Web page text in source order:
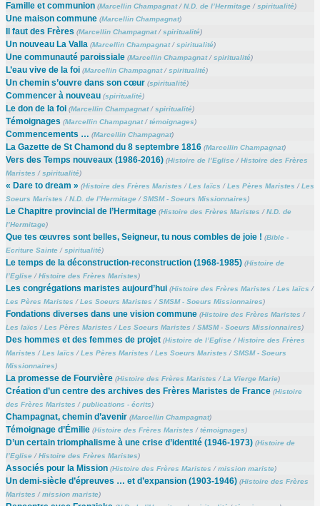
Famille et communion (Marcellin Champagnat/N.D. de l’Hermitage/spiritualité)
Une maison commune (Marcellin Champagnat)
Il faut des Frères (Marcellin Champagnat/spiritualité)
Un nouveau La Valla (Marcellin Champagnat/spiritualité)
Une communauté paroissiale (Marcellin Champagnat/spiritualité)
L’eau vive de la foi (Marcellin Champagnat/spiritualité)
Un chemin s’ouvre dans son cœur (spiritualité)
Commencer à nouveau (spiritualité)
Le don de la foi (Marcellin Champagnat/spiritualité)
Témoignages (Marcellin Champagnat/témoignages)
Commencements … (Marcellin Champagnat)
La Gazette de St Chamond du 8 septembre 1816 (Marcellin Champagnat)
Vers des Temps nouveaux (1986-2016) (Histoire de l’Eglise/Histoire des Frères
Maristes /spiritualité)
« Dare to dream » (Histoire des Frères Maristes /Les laïcs /Les Pères Maristes /Les
Soeurs Maristes /N.D. de l’Hermitage/SMSM - Soeurs Missionnaires)
Le Chapitre provincial de l’Hermitage (Histoire des Frères Maristes /N.D. de
l’Hermitage)
Que tes œuvres sont belles, Seigneur, tu nous combles de joie ! (Bible -
Ecriture Sainte/spiritualité)
Le temps de la déconstruction-reconstruction (1968-1985) (Histoire de
l’Eglise/Histoire des Frères Maristes)
Les congrégations maristes aujourd’hui (Histoire des Frères Maristes /Les laïcs /
Les Pères Maristes /Les Soeurs Maristes /SMSM - Soeurs Missionnaires)
Fondations diverses dans une vision commune (Histoire des Frères Maristes /
Les laïcs /Les Pères Maristes /Les Soeurs Maristes /SMSM - Soeurs Missionnaires)
Des hommes et des femmes de projet (Histoire de l’Eglise/Histoire des Frères
Maristes /Les laïcs /Les Pères Maristes /Les Soeurs Maristes /SMSM - Soeurs
Missionnaires)
La promesse de Fourvière (Histoire des Frères Maristes /La Vierge Marie)
Création d’un centre des archives des Frères Maristes de France (Histoire
des Frères Maristes /publications - écrits)
Champagnat, chemin d’avenir (Marcellin Champagnat)
Témoignage d’Émilie (Histoire des Frères Maristes /témoignages)
D’un certain triomphalisme à une crise d’identité (1946-1973) (Histoire de
l’Eglise/Histoire des Frères Maristes)
Associés pour la Mission (Histoire des Frères Maristes /mission mariste)
Un demi-siècle d’épreuves … et d’expansion (1903-1946) (Histoire des Frères
Maristes /mission mariste)